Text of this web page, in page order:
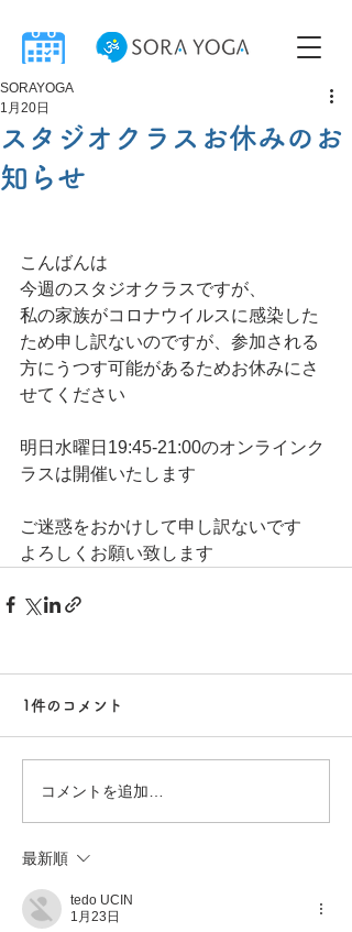
スタジオクラスお休みのお
知らせ
SORAYOGA
1月20日
こんばんは
今週のスタジオクラスですが、
私の家族がコロナウイルスに感染した
ため申し訳ないのですが、参加される
方にうつす可能があるためお休みにさ
せてください
明日水曜日19:45-21:00のオンラインク
ラスは開催いたします
ご迷惑をおかけして申し訳ないです
よろしくお願い致します
1件のコメント
コメントを追加…
最新順
tedo UCIN
1月23日